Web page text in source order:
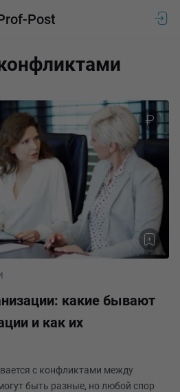
Post
какие бывают
и как их
с конфликтами между
быть разные, но любой спор